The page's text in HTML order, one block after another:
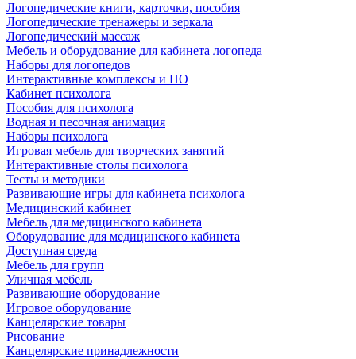
Логопедические книги, карточки, пособия
Логопедические тренажеры и зеркала
Логопедический массаж
Мебель и оборудование для кабинета логопеда
Наборы для логопедов
Интерактивные комплексы и ПО
Кабинет психолога
Пособия для психолога
Водная и песочная анимация
Наборы психолога
Игровая мебель для творческих занятий
Интерактивные столы психолога
Тесты и методики
Развивающие игры для кабинета психолога
Медицинский кабинет
Мебель для медицинского кабинета
Оборудование для медицинского кабинета
Доступная среда
Мебель для групп
Уличная мебель
Развивающие оборудование
Игровое оборудование
Канцелярские товары
Рисование
Канцелярские принадлежности